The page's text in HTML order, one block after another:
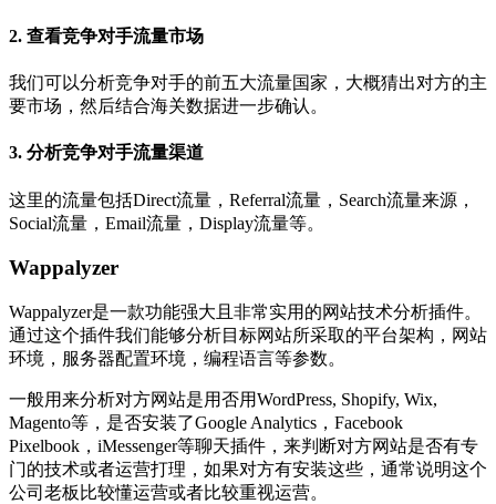
2. 查看竞争对手流量市场
我们可以分析竞争对手的前五大流量国家，大概猜出对方的主
要市场，然后结合海关数据进一步确认。
3. 分析竞争对手流量渠道
这里的流量包括Direct流量，Referral流量，Search流量来源，
Social流量，Email流量，Display流量等。
Wappalyzer
Wappalyzer是一款功能强大且非常实用的网站技术分析插件。
通过这个插件我们能够分析目标网站所采取的平台架构，网站
环境，服务器配置环境，编程语言等参数。
一般用来分析对方网站是用否用WordPress, Shopify, Wix,
Magento等，是否安装了Google Analytics，Facebook
Pixelbook，iMessenger等聊天插件，来判断对方网站是否有专
门的技术或者运营打理，如果对方有安装这些，通常说明这个
公司老板比较懂运营或者比较重视运营。